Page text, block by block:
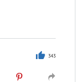
343